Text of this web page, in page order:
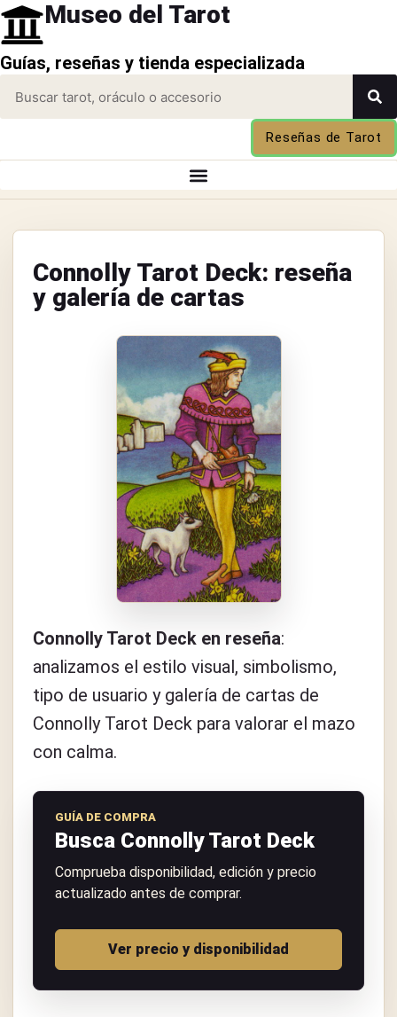
Museo del Tarot
Guías, reseñas y tienda especializada
Reseñas de Tarot
Connolly Tarot Deck: reseña
y galería de cartas
Connolly Tarot Deck en reseña:
analizamos el estilo visual, simbolismo,
tipo de usuario y galería de cartas de
Connolly Tarot Deck para valorar el mazo
con calma.
GUÍA DE COMPRA
Busca Connolly Tarot Deck
Comprueba disponibilidad, edición y precio
actualizado antes de comprar.
Ver precio y disponibilidad